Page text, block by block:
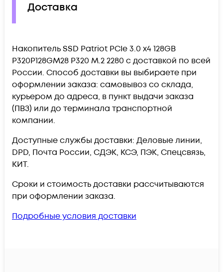
Доставка
Накопитель SSD Patriot PCIe 3.0 x4 128GB
P320P128GM28 P320 M.2 2280 c доставкой по всей
России. Способ доставки вы выбираете при
оформлении заказа: самовывоз со склада,
курьером до адреса, в пункт выдачи заказа
(ПВЗ) или до терминала транспортной
компании.
Доступные службы доставки: Деловые линии,
DPD, Почта России, СДЭК, КСЭ, ПЭК, Спецсвязь,
КИТ.
Сроки и стоимость доставки рассчитываются
при оформлении заказа.
Подробные условия доставки